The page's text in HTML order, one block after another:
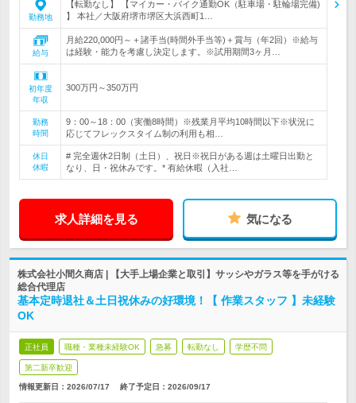
勤務地
【転勤なし】 【マイカー・バイク通勤OK（駐車場・駐輪場完備)
】 本社／大阪府堺市堺区大浜西町1…
給与
月給220,000円～＋諸手当(時間外手当等)＋賞与（年2回）※給与
は経験・能力を考慮し決定します。※試用期間3ヶ月…
初年度
年収
300万円～350万円
勤務
時間
9：00～18：00（実働8時間）※残業月平均10時間以下※状況に
応じてフレックスタイム制の利用も相…
休日
休暇
# 完全週休2日制（土日）、祝日※祝日がある週は土曜日出勤と
なり、日・祝休みです。* 有給休暇（入社…
求人詳細を見る 気になる
株式会社小間久商店 | 【大手上場企業と取引】サッシやガラス等を手がける
総合代理店
基本定時退社＆土日祝休みの好環境！【 作業スタッフ 】未経験
OK
正社員 職種・業種未経験OK 急募 転勤なし 学歴不問
第二新卒歓迎
情報更新日：2026/07/17 終了予定日： 2026/09/17